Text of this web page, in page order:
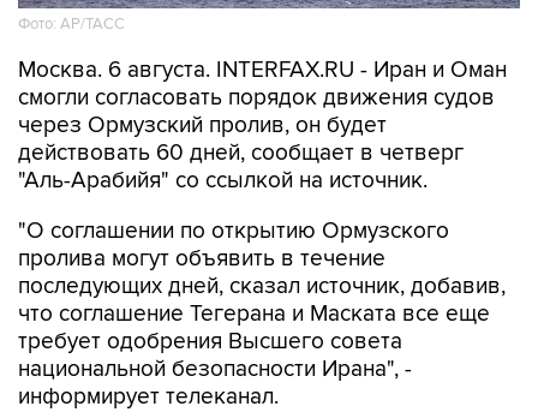
Фото: AP/ТАСС
Москва. 6 августа. INTERFAX.RU - Иран и Оман
смогли согласовать порядок движения судов
через Ормузский пролив, он будет
действовать 60 дней, сообщает в четверг
"Аль-Арабийя" со ссылкой на источник.
"О соглашении по открытию Ормузского
пролива могут объявить в течение
последующих дней, сказал источник, добавив,
что соглашение Тегерана и Маската все еще
требует одобрения Высшего совета
национальной безопасности Ирана", -
информирует телеканал.